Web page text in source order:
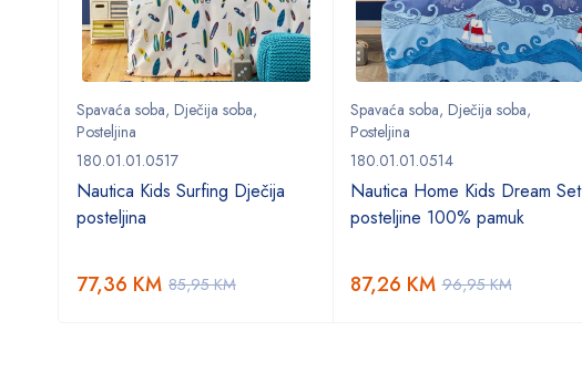
Spavaća soba, Dječija soba,
Posteljina
180.01.01.0517
Nautica Kids Surfing Dječija
posteljina
85,95KM
77,36 KM
Spavaća soba, Dječija soba,
Posteljina
180.01.01.0514
Nautica Home Kids Dream Set
posteljine 100% pamuk
96,95KM
87,26 KM